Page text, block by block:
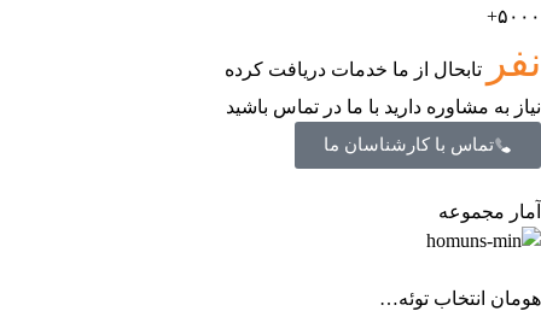
۵۰۰۰+
نفر
تابحال از ما خدمات دریافت کرده
نیاز به مشاوره دارید با ما در تماس باشید
تماس با کارشناسان ما
آمار مجموعه
هومان انتخاب توئه…